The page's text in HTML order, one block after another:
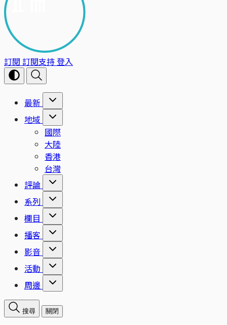
訂閱 訂閱支持登入
最新
地域
國際
大陸
香港
台灣
評論
系列
欄目
播客
影音
活動
周邊
搜尋 關閉